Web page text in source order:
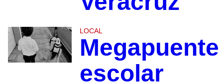
LOCAL
Megapuente
escolar